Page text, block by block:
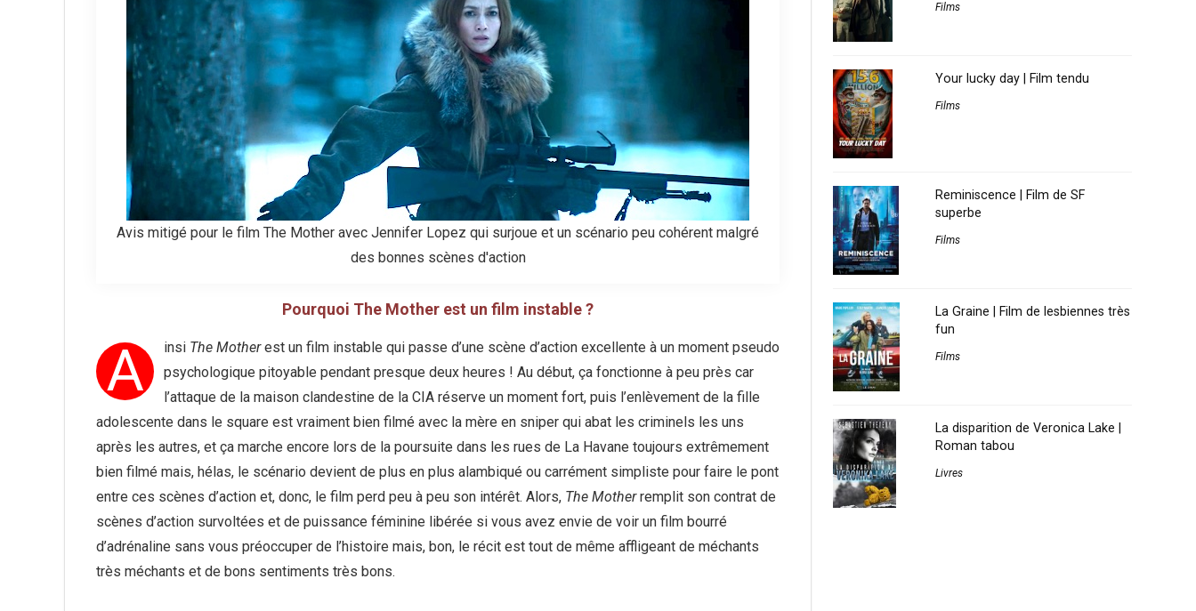
Avis mitigé pour le film The Mother avec Jennifer Lopez qui surjoue et un scénario peu cohérent malgré
des bonnes scènes d'action
Pourquoi The Mother est un film instable ?
A insi The Motherest un film instable qui passe d’une scène d’action excellente à un moment pseudo
psychologique pitoyable pendant presque deux heures ! Au début, ça fonctionne à peu près car
l’attaque de la maison clandestine de la CIA réserve un moment fort, puis l’enlèvement de la fille
adolescente dans le square est vraiment bien filmé avec la mère en sniper qui abat les criminels les uns
après les autres, et ça marche encore lors de la poursuite dans les rues de La Havane toujours extrêmement
bien filmé mais, hélas, le scénario devient de plus en plus alambiqué ou carrément simpliste pour faire le pont
entre ces scènes d’action et, donc, le film perd peu à peu son intérêt. Alors, The Motherremplit son contrat de
scènes d’action survoltées et de puissance féminine libérée si vous avez envie de voir un film bourré
d’adrénaline sans vous préoccuper de l’histoire mais, bon, le récit est tout de même affligeant de méchants
très méchants et de bons sentiments très bons.
Films
Your lucky day | Film tendu
Films
Reminiscence | Film de SF
superbe
Films
La Graine | Film de lesbiennes très
fun
Films
La disparition de Veronica Lake |
Roman tabou
Livres